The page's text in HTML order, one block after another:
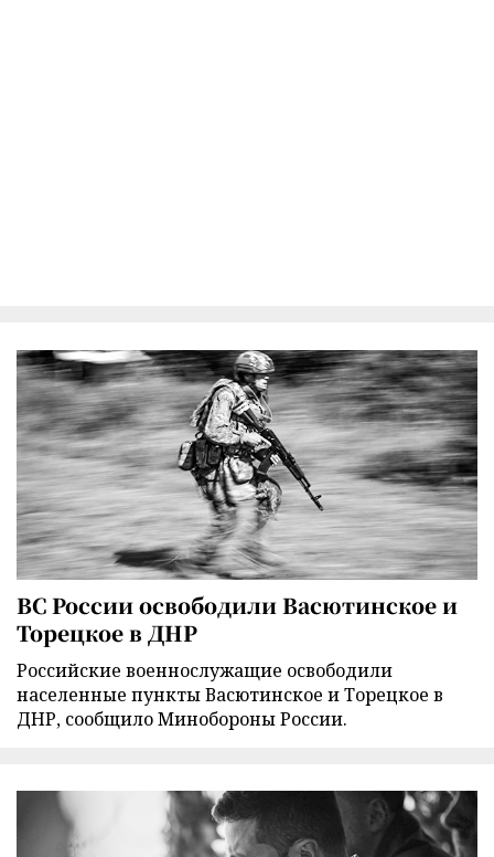
ВС России освободили Васютинское и
Торецкое в ДНР
Российские военнослужащие освободили
населенные пункты Васютинское и Торецкое в
ДНР, сообщило Минобороны России.